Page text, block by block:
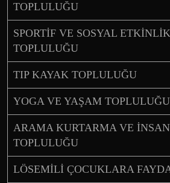
TOPLULUĞU
SPORTİF VE SOSYAL
TOPLULUĞU
TIP KAYAK TOPLULUĞU
YOGA VE YAŞAM TOPLULUĞU
ARAMA KURTARMA VE
TOPLULUĞU
LÖSEMİLİ ÇOCUKLARA